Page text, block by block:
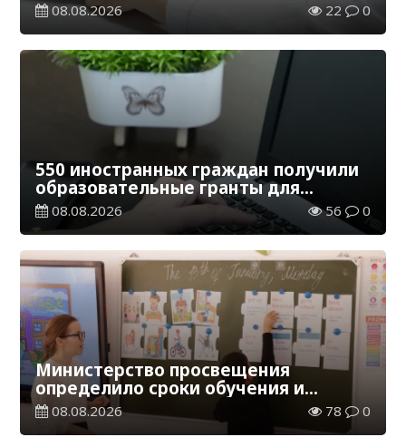
казахстанцев получили
телемедицинские услуги
08.08.2026 22 0
550 иностранных граждан получили
образовательные гранты для
обучения в Казахстане
08.08.2026 56 0
Министерство просвещения
определило сроки обучения и
каникул на 2026-2027 учебный год
08.08.2026 78 0